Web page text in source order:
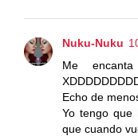
Nuku-Nuku
Me
Echo de
Yo tengo que
que cuando